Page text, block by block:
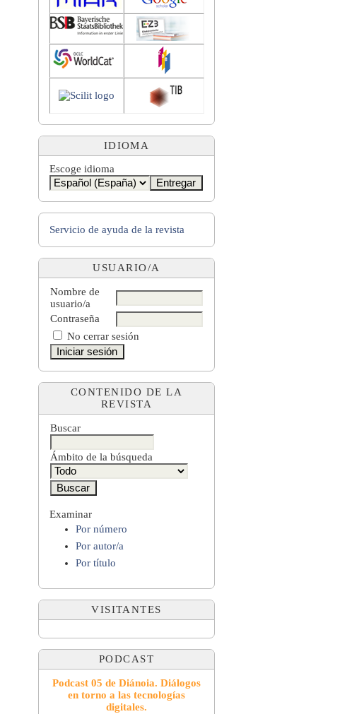
IDIOMA
Escoge idioma
Servicio de ayuda de la revista
USUARIO/A
Nombre de
usuario/a
Contraseña
No cerrar sesión
CONTENIDO DE LA
REVISTA
Buscar
Ámbito de la búsqueda
Examinar
Por número
Por autor/a
Por título
VISITANTES
PODCAST
Podcast 05 de Diánoia. Diálogos
en torno a las tecnologías
digitales.